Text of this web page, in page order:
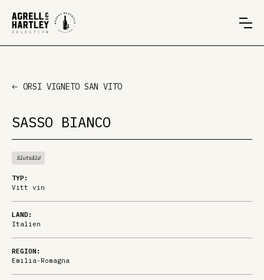
ORSI VIGNETO SAN VITO
SASSO BIANCO
Slutsåld
TYP:
Vitt vin
LAND:
Italien
REGION:
Emilia-Romagna